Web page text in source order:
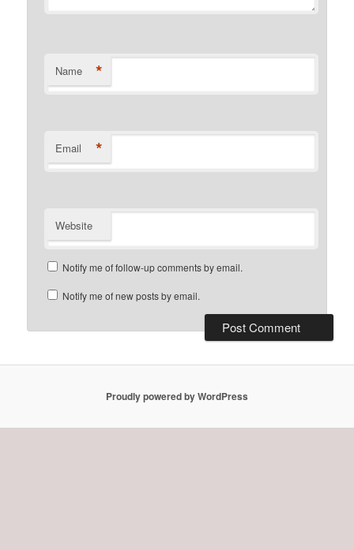
Name *
Email *
Website
Notify me of follow-up comments by email.
Notify me of new posts by email.
Proudly powered by WordPress